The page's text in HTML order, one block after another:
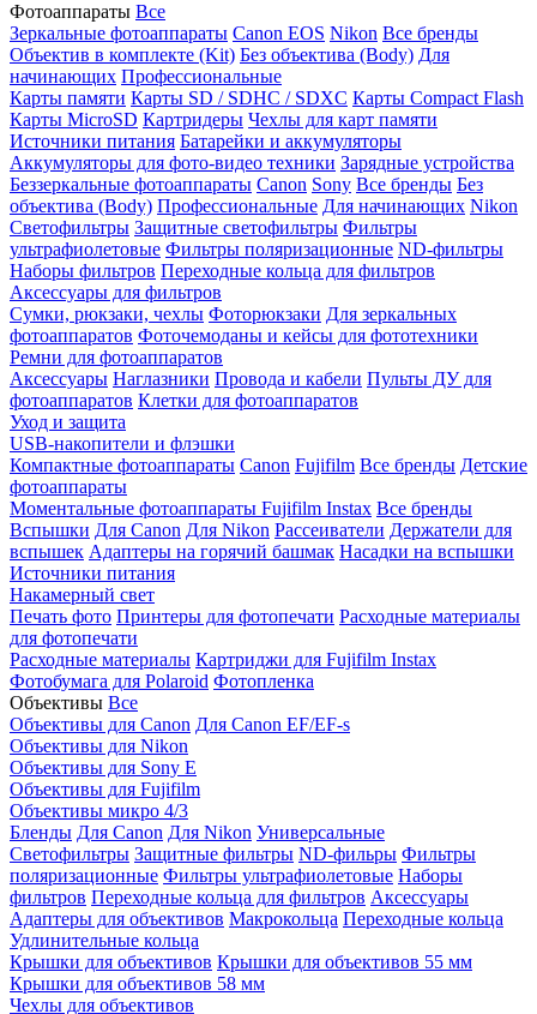
Фотоаппараты Все
Зеркальные фотоаппараты Canon EOS Nikon Все бренды
Объектив в комплекте (Kit) Без объектива (Body) Для
начинающих Профессиональные
Карты памяти Карты SD / SDHC / SDXC Карты Compact Flash
Карты MicroSD Картридеры Чехлы для карт памяти
Источники питания Батарейки и аккумуляторы
Аккумуляторы для фото-видео техники Зарядные устройства
Беззеркальные фотоаппараты Canon Sony Все бренды Без
объектива (Body) Профессиональные Для начинающих Nikon
Светофильтры Защитные светофильтры Фильтры
ультрафиолетовые Фильтры поляризационные ND-фильтры
Наборы фильтров Переходные кольца для фильтров
Аксессуары для фильтров
Сумки, рюкзаки, чехлы Фоторюкзаки Для зеркальных
фотоаппаратов Фоточемоданы и кейсы для фототехники
Ремни для фотоаппаратов
Аксессуары Наглазники Провода и кабели Пульты ДУ для
фотоаппаратов Клетки для фотоаппаратов
Уход и защита
USB-накопители и флэшки
Компактные фотоаппараты Canon Fujifilm Все бренды Детские
фотоаппараты
Моментальные фотоаппараты Fujifilm Instax Все бренды
Вспышки Для Canon Для Nikon Рассеиватели Держатели для
вспышек Адаптеры на горячий башмак Насадки на вспышки
Источники питания
Накамерный свет
Печать фото Принтеры для фотопечати Расходные материалы
для фотопечати
Расходные материалы Картриджи для Fujifilm Instax
Фотобумага для Polaroid Фотопленка
Объективы Все
Объективы для Canon Для Canon EF/EF-s
Объективы для Nikon
Объективы для Sony E
Объективы для Fujifilm
Объективы микро 4/3
Бленды Для Canon Для Nikon Универсальные
Светофильтры Защитные фильтры ND-фильры Фильтры
поляризационные Фильтры ультрафиолетовые Наборы
фильтров Переходные кольца для фильтров Аксессуары
Адаптеры для объективов Макрокольца Переходные кольца
Удлинительные кольца
Крышки для объективов Крышки для объективов 55 мм
Крышки для объективов 58 мм
Чехлы для объективов